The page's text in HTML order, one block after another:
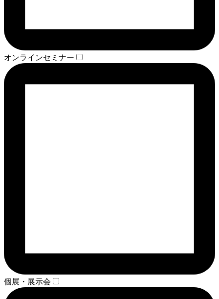
オンラインセミナー
個展・展示会